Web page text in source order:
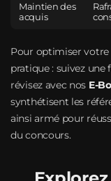
Maintien des
acquis
Pour optimiser votre
pratique : suivez une
révisez avec nos
synthétisent les
ainsi armé pour
du concours.